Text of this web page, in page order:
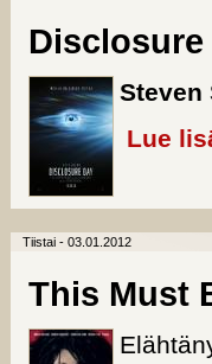
Disclosure
Steven
Lue
Tiistai - 03.01.2012
This Must